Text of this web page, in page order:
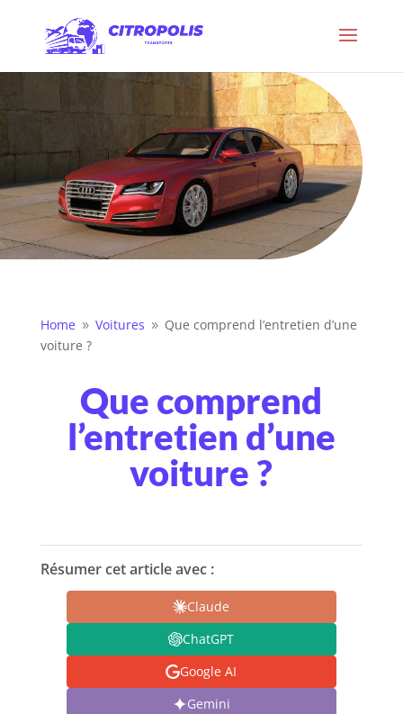
Home 9 Voitures 9 Que comprend l’entretien d’une
voiture ?
Que comprend
l’entretien d’une
voiture ?
Résumer cet article avec :
Claude
ChatGPT
Google AI
Gemini